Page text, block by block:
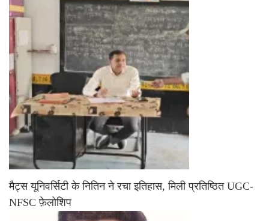
मैट्स यूनिवर्सिटी के नितिन ने रचा इतिहास, मिली प्रतिष्ठित UGC-
NFSC फ़ेलोशिप